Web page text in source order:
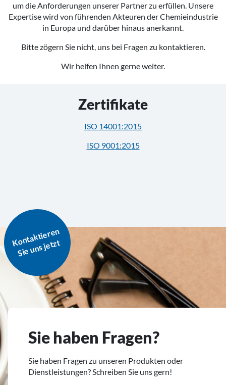
um die Anforderungen unserer Partner zu erfüllen. Unsere
Expertise wird von führenden Akteuren der Chemieindustrie
in Europa und darüber hinaus anerkannt.
Bitte zögern Sie nicht, uns bei Fragen zu kontaktieren.
Wir helfen Ihnen gerne weiter.
Zertifikate
ISO 14001:2015
ISO 9001:2015
Sie haben Fragen?
Sie haben Fragen zu unseren Produkten oder
Dienstleistungen? Schreiben Sie uns gern!
K
o
nt
a
kti
er
e
n
Si
e
u
ns j
et
zt